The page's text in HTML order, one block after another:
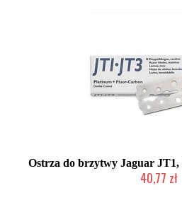
Ostrza do brzytwy Jaguar
40,77 zł